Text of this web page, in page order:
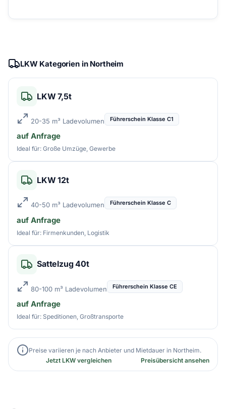
LKW Kategorien in Northeim
LKW 7,5t
20-35 m³ Ladevolumen Führerschein Klasse C1
auf Anfrage
Ideal für: Große Umzüge, Gewerbe
LKW 12t
40-50 m³ Ladevolumen Führerschein Klasse C
auf Anfrage
Ideal für: Firmenkunden, Logistik
Sattelzug 40t
80-100 m³ Ladevolumen Führerschein Klasse CE
auf Anfrage
Ideal für: Speditionen, Großtransporte
Preise variieren je nach Anbieter und Mietdauer in Northeim.
Jetzt LKW vergleichen
Preisübersicht ansehen